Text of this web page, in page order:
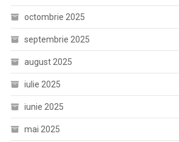
octombrie 2025
septembrie 2025
august 2025
iulie 2025
iunie 2025
mai 2025